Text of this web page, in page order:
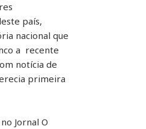
país,
nacional que
a recente
notícia de
primeira
Jornal O